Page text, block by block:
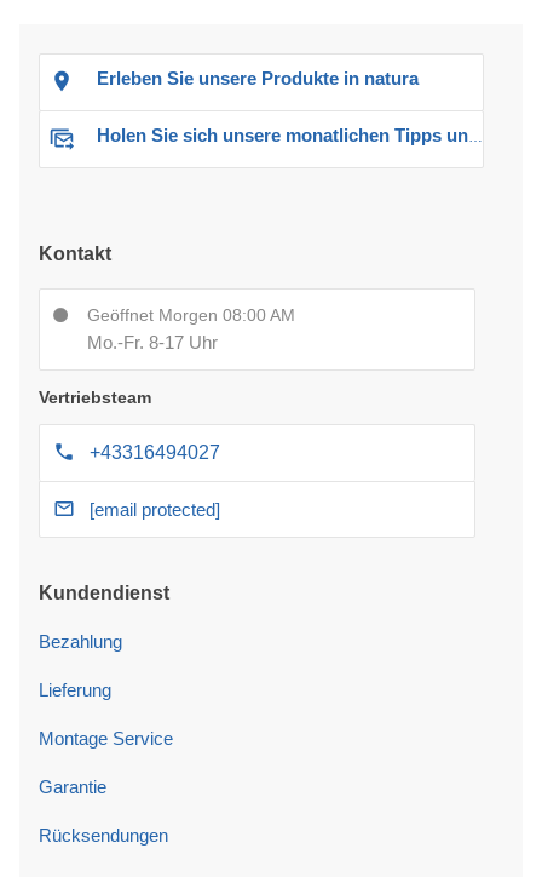
Erleben Sie unsere Produkte in natura
Holen Sie sich unsere monatlichen Tipps und Angebote
Kontakt
Geöffnet Morgen 08:00 AM
Mo.-Fr. 8-17 Uhr
Vertriebsteam
+43316494027
[email protected]
Kundendienst
Bezahlung
Lieferung
Montage Service
Garantie
Rücksendungen